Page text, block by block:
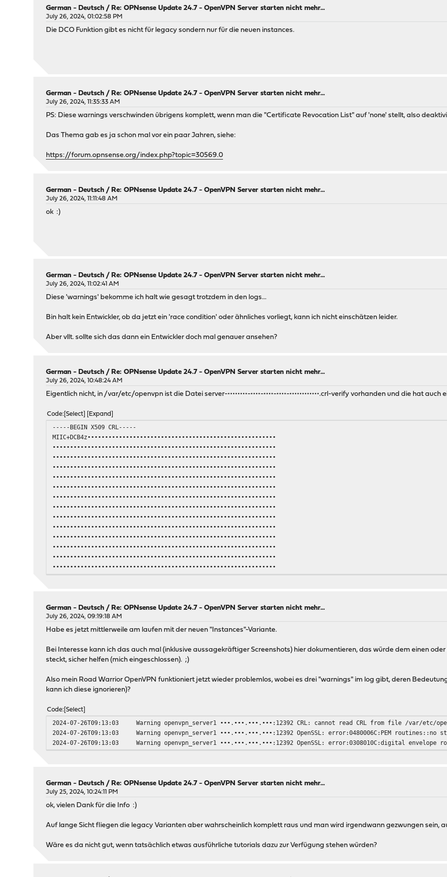
German - Deutsch / Re: OPNsense Update 24.7 - OpenVPN Server starten nicht mehr...
July 26, 2024, 01:02:58 PM
Die DCO Funktion gibt es nicht für legacy sondern nur für die neuen instances.
German - Deutsch / Re: OPNsense Update 24.7 - OpenVPN Server starten nicht mehr...
July 26, 2024, 11:35:33 AM
PS: Diese warnings verschwinden übrigens komplett, wenn man die "Certificate Revocation List" auf 'none' stellt, also
Das Thema gab es ja schon mal vor ein paar Jahren, siehe:
https://forum.opnsense.org/index.php?topic=30569.0
German - Deutsch / Re: OPNsense Update 24.7 - OpenVPN Server starten nicht mehr...
July 26, 2024, 11:11:48 AM
ok :)
German - Deutsch / Re: OPNsense Update 24.7 - OpenVPN Server starten nicht mehr...
July 26, 2024, 11:02:41 AM
Diese 'warnings' bekomme ich halt wie gesagt trotzdem in den logs...
Bin halt kein Entwickler, ob da jetzt ein 'race condition' oder ähnliches vorliegt, kann ich nicht einschätzen leider.
Aber vllt. sollte sich das dann ein Entwickler doch mal genauer ansehen?
German - Deutsch / Re: OPNsense Update 24.7 - OpenVPN Server starten nicht mehr...
July 26, 2024, 10:48:24 AM
Eigentlich nicht, in /var/etc/openvpn ist die Datei server-••••••••-••••-••••-••••-••••••••••••.crl-verify vorhanden und die hat auch
Code Select Expand
-----BEGIN X509 CRL-----
MIIC+DCB4z••••••••••••••••••••••••••••••••••••••••••••••••••••••
••••••••••••••••••••••••••••••••••••••••••••••••••••••••••••••••
••••••••••••••••••••••••••••••••••••••••••••••••••••••••••••••••
••••••••••••••••••••••••••••••••••••••••••••••••••••••••••••••••
••••••••••••••••••••••••••••••••••••••••••••••••••••••••••••••••
••••••••••••••••••••••••••••••••••••••••••••••••••••••••••••••••
••••••••••••••••••••••••••••••••••••••••••••••••••••••••••••••••
••••••••••••••••••••••••••••••••••••••••••••••••••••••••••••••••
••••••••••••••••••••••••••••••••••••••••••••••••••••••••••••••••
••••••••••••••••••••••••••••••••••••••••••••••••••••••••••••••••
••••••••••••••••••••••••••••••••••••••••••••••••••••••••••••••••
••••••••••••••••••••••••••••••••••••••••••••••••••••••••••••••••
••••••••••••••••••••••••••••••••••••••••••••••••••••••••••••••••
••••••••••••••••••••••••••••••••••••••••••••••••••••••••••••••••
German - Deutsch / Re: OPNsense Update 24.7 - OpenVPN Server starten nicht mehr...
July 26, 2024, 09:19:18 AM
Habe es jetzt mittlerweile am laufen mit der neuen "Instances"-Variante.
Bei Interesse kann ich das auch mal (inklusive aussagekräftiger Screenshots) hier dokumentieren, das würde dem einen
steckt, sicher helfen (mich eingeschlossen). ;)
Also mein Road Warrior OpenVPN funktioniert jetzt wieder problemlos, wobei es drei "warnings" im log gibt, deren
kann ich diese ignorieren)?
Code Select
2024-07-26T09:13:03 Warning openvpn_server1
•••.•••.•••.•••:12392 CRL: cannot read CRL from file /var/etc/
2024-07-26T09:13:03
Warning openvpn_server1
•••.•••.•••.•••:12392 OpenSSL: error:0480006C:PEM
2024-07-26T09:13:03
Warning openvpn_server1 •••.•••.•••.•••:12392 OpenSSL: error:0308010C:digital
German - Deutsch / Re: OPNsense Update 24.7 - OpenVPN Server starten nicht mehr...
July 25, 2024, 10:24:11 PM
ok, vielen Dank für die Info :)
Auf lange Sicht fliegen die legacy Varianten aber wahrscheinlich komplett raus und man wird irgendwann gezwungen sein,
Wäre es da nicht gut, wenn tatsächlich etwas ausführliche tutorials dazu zur Verfügung stehen würden?